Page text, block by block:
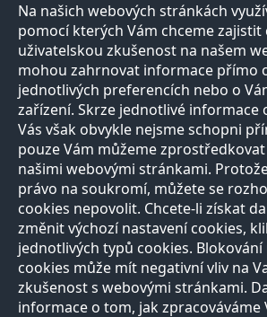
Na našich webových stránkách
pomocí kterých Vám chceme zajistit
uživatelskou zkušenost na našem
mohou zahrnovat informace přímo
jednotlivých preferencích nebo o
zařízení. Skrze jednotlivé informace
Vás však obvykle nejsme schopni
pouze Vám můžeme
našimi webovými stránkami.
právo na soukromí, můžete se
cookies nepovolit. Chcete-li získat
změnit výchozí nastavení cookies,
jednotlivých typů cookies.
cookies může mít negativní vliv na
zkušenost s webovými stránkami.
informace o tom, jak zpracováváme